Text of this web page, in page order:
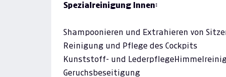
Spezialreinigung Innen:
Shampoonieren und Extrahieren von
Reinigung und Pflege des Cockpits
Kunststoff- und
Geruchsbeseitigung